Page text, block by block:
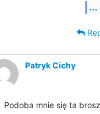
...
Patryk Cichy
Podoba mnie się ta